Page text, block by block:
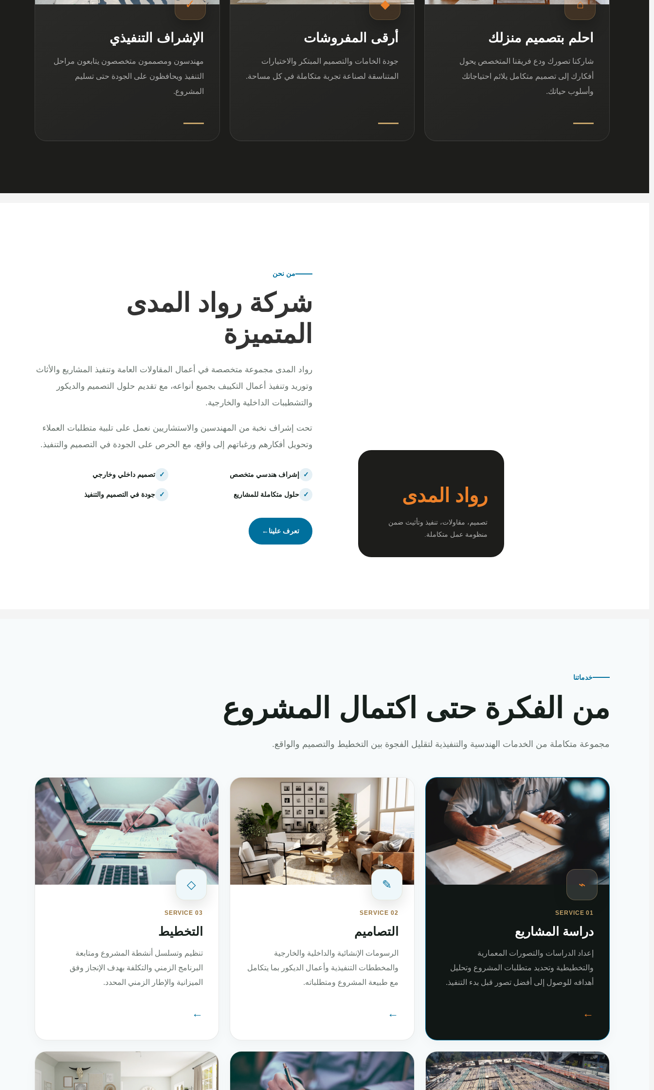
⌂
احلم بتصميم منزلك
شاركنا تصورك ودع فريقنا المتخصص يحول
أفكارك إلى تصميم متكامل يلائم احتياجاتك
وأسلوب حياتك.
◆
أرقى المفروشات
جودة الخامات والتصميم المبتكر والاختيارات
المتناسقة لصناعة تجربة متكاملة في كل مساحة.
✓
الإشراف التنفيذي
مهندسون ومصممون متخصصون يتابعون مراحل
التنفيذ ويحافظون على الجودة حتى تسليم
المشروع.
رواد المدى
تصميم، مقاولات، تنفيذ وتأثيث ضمن
منظومة عمل متكاملة.
من نحن
شركة رواد المدى
المتميزة
رواد المدى مجموعة متخصصة في أعمال المقاولات العامة وتنفيذ المشاريع والأثاث
وتوريد وتنفيذ أعمال التكييف بجميع أنواعه، مع تقديم حلول التصميم والديكور
والتشطيبات الداخلية والخارجية.
تحت إشراف نخبة من المهندسين والاستشاريين نعمل على تلبية متطلبات العملاء
وتحويل أفكارهم ورغباتهم إلى واقع، مع الحرص على الجودة في التصميم والتنفيذ.
✓ إشراف هندسي متخصص ✓ تصميم داخلي وخارجي
✓ حلول متكاملة للمشاريع ✓ جودة في التصميم والتنفيذ
تعرف علينا←
خدماتنا
من الفكرة حتى اكتمال المشروع
مجموعة متكاملة من الخدمات الهندسية والتنفيذية لتقليل الفجوة بين التخطيط والتصميم والواقع.
⌁
SERVICE 01
دراسة المشاريع
إعداد الدراسات والتصورات المعمارية
والتخطيطية وتحديد متطلبات المشروع وتحليل
أهدافه للوصول إلى أفضل تصور قبل بدء التنفيذ.
←
✎
SERVICE 02
التصاميم
الرسومات الإنشائية والداخلية والخارجية
والمخططات التنفيذية وأعمال الديكور بما يتكامل
مع طبيعة المشروع ومتطلباته.
←
◇
SERVICE 03
التخطيط
تنظيم وتسلسل أنشطة المشروع ومتابعة
البرنامج الزمني والتكلفة بهدف الإنجاز وفق
الميزانية والإطار الزمني المحدد.
←